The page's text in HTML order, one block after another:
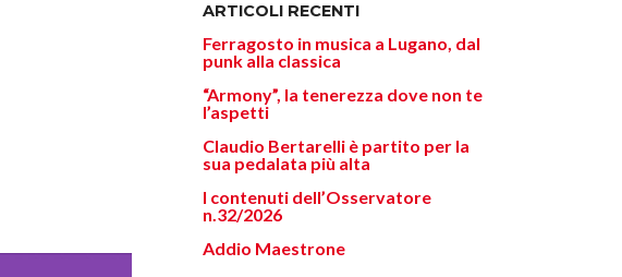
ARTICOLI RECENTI
Ferragosto in musica a Lugano, dal
punk alla classica
“Armony”, la tenerezza dove non te
l’aspetti
Claudio Bertarelli è partito per la
sua pedalata più alta
I contenuti dell’Osservatore
n.32/2026
Addio Maestrone